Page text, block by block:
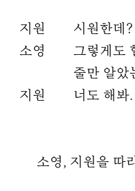
지원
시원한데?
소영
그렇게도
줄만 알았
지원
너도 해봐.
소영, 지원을 따